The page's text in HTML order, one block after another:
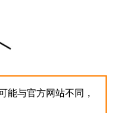
能与官方网站不同，